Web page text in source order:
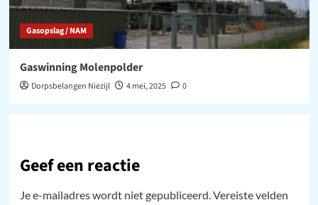
Gasopslag / NAM
Gaswinning Molenpolder
Dorpsbelangen Niezijl 4 mei, 2025 0
Geef een reactie
Je e-mailadres wordt niet gepubliceerd.Vereiste velden